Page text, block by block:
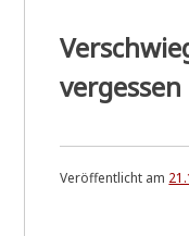
vergessen
Veröffentlicht am